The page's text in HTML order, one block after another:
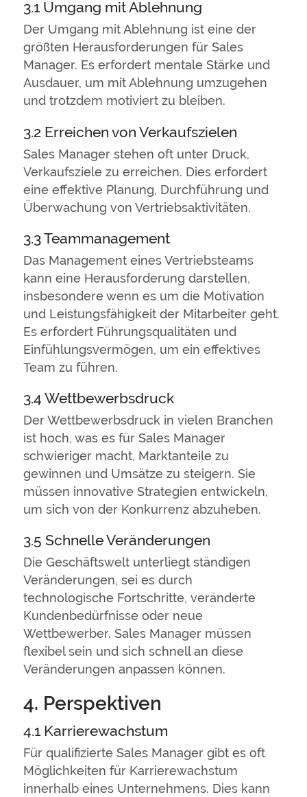
3.1 Umgang mit Ablehnung
Der Umgang mit Ablehnung ist eine der
größten Herausforderungen für Sales
Manager. Es erfordert mentale Stärke und
Ausdauer, um mit Ablehnung umzugehen
und trotzdem motiviert zu bleiben.
3.2 Erreichen von Verkaufszielen
Sales Manager stehen oft unter Druck,
Verkaufsziele zu erreichen. Dies erfordert
eine effektive Planung, Durchführung und
Überwachung von Vertriebsaktivitäten.
3.3 Teammanagement
Das Management eines Vertriebsteams
kann eine Herausforderung darstellen,
insbesondere wenn es um die Motivation
und Leistungsfähigkeit der Mitarbeiter geht.
Es erfordert Führungsqualitäten und
Einfühlungsvermögen, um ein effektives
Team zu führen.
3.4 Wettbewerbsdruck
Der Wettbewerbsdruck in vielen Branchen
ist hoch, was es für Sales Manager
schwieriger macht, Marktanteile zu
gewinnen und Umsätze zu steigern. Sie
müssen innovative Strategien entwickeln,
um sich von der Konkurrenz abzuheben.
3.5 Schnelle Veränderungen
Die Geschäftswelt unterliegt ständigen
Veränderungen, sei es durch
technologische Fortschritte, veränderte
Kundenbedürfnisse oder neue
Wettbewerber. Sales Manager müssen
flexibel sein und sich schnell an diese
Veränderungen anpassen können.
4. Perspektiven
4.1 Karrierewachstum
Für qualifizierte Sales Manager gibt es oft
Möglichkeiten für Karrierewachstum
innerhalb eines Unternehmens. Dies kann